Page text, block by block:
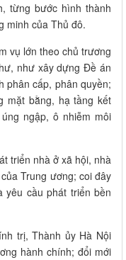
từng bước hình thành
minh của Thủ đô.
vụ lớn theo chủ trương
như xây dựng Đề án
phân cấp, phân quyền;
mặt bằng, hạ tầng kết
ngập, ô nhiễm môi
triển nhà ở xã hội, nhà
Trung ương; coi đây
yêu cầu phát triển bền
trị, Thành ủy Hà Nội
hành chính; đổi mới